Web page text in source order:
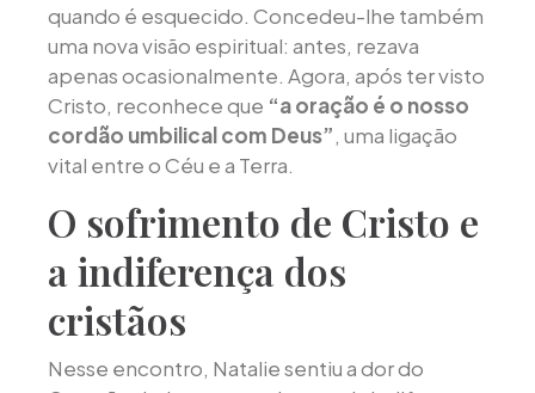
quando é esquecido. Concedeu-lhe também
uma nova visão espiritual: antes, rezava
apenas ocasionalmente. Agora, após ter visto
Cristo, reconhece que “a oração é o nosso
cordão umbilical com Deus”, uma ligação
vital entre o Céu e a Terra.
O sofrimento de Cristo e
a indiferença dos
cristãos
Nesse encontro, Natalie sentiu a dor do